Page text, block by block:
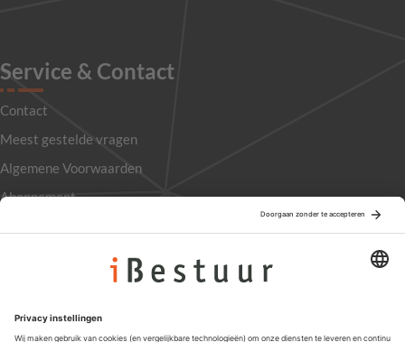
Service & Contact
Contact
Meest gestelde vragen
Algemene Voorwaarden
Abonnement
Privacyinstellingen